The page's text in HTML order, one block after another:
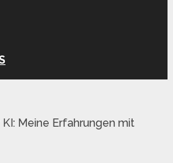
Meine Erfahrungen mit